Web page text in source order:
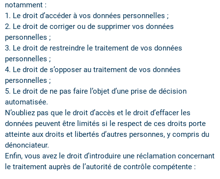
notamment :
1. Le droit d’accéder à vos données personnelles ;
2. Le droit de corriger ou de supprimer vos données
personnelles ;
3. Le droit de restreindre le traitement de vos données
personnelles ;
4. Le droit de s’opposer au traitement de vos données
personnelles ;
5. Le droit de ne pas faire l’objet d’une prise de décision
automatisée.
N’oubliez pas que le droit d’accès et le droit d’effacer les
données peuvent être limités si le respect de ces droits porte
atteinte aux droits et libertés d’autres personnes, y compris du
dénonciateur.
Enfin, vous avez le droit d’introduire une réclamation concernant
le traitement auprès de l’autorité de contrôle compétente :